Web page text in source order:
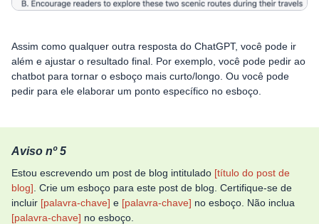
Assim como qualquer outra resposta do ChatGPT, você pode ir
além e ajustar o resultado final. Por exemplo, você pode pedir ao
chatbot para tornar o esboço mais curto/longo. Ou você pode
pedir para ele elaborar um ponto específico no esboço.
Aviso nº 5
Estou escrevendo um post de blog intitulado [título do post de
blog] . Crie um esboço para este post de blog. Certifique-se de
incluir [palavra-chave] e [palavra-chave] no esboço. Não inclua
[palavra-chave] no esboço.